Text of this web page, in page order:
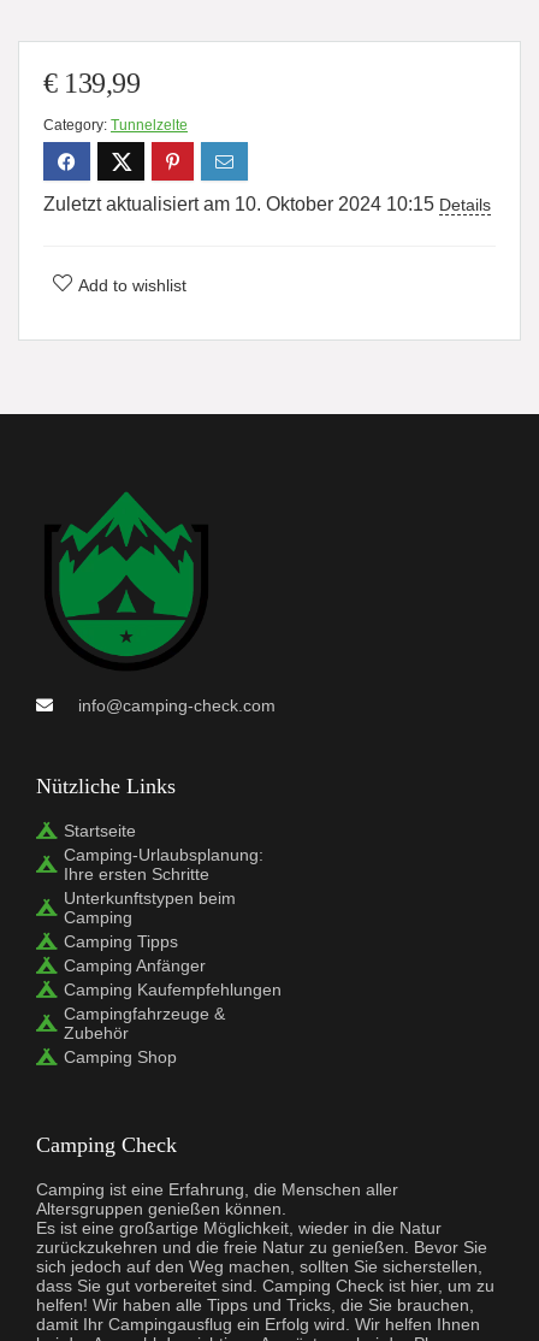
€139,99
Category: Tunnelzelte
Zuletzt aktualisiert am 10. Oktober 2024 10:15 Details
Add to wishlist
info@camping-check.com
Nützliche Links
Startseite
Camping-Urlaubsplanung:
Ihre ersten Schritte
Unterkunftstypen beim
Camping
Camping Tipps
Camping Anfänger
Camping Kaufempfehlungen
Campingfahrzeuge &
Zubehör
Camping Shop
Camping Check
Camping ist eine Erfahrung, die Menschen aller
Altersgruppen genießen können.
Es ist eine großartige Möglichkeit, wieder in die Natur
zurückzukehren und die freie Natur zu genießen. Bevor Sie
sich jedoch auf den Weg machen, sollten Sie sicherstellen,
dass Sie gut vorbereitet sind. Camping Check ist hier, um zu
helfen! Wir haben alle Tipps und Tricks, die Sie brauchen,
damit Ihr Campingausflug ein Erfolg wird. Wir helfen Ihnen